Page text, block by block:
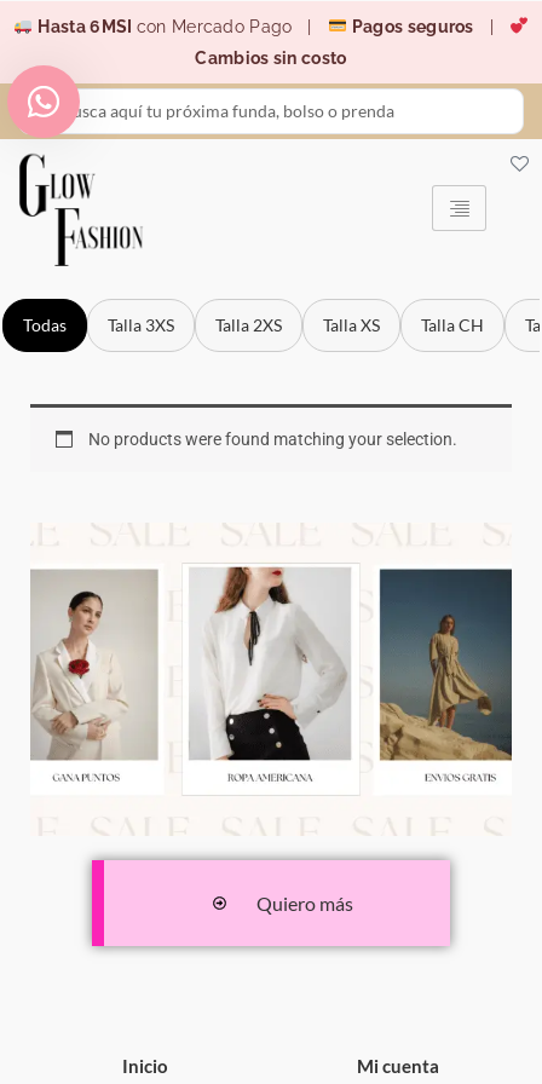
contenido
Hasta 6MSI con Mercado Pago | Pagos seguros
Cambios sin costo
Search
...
Todas Talla 3XS Talla 2XS Talla XS Talla CH
No products were found matching your selection.
Quiero más
Inicio Mi cuenta